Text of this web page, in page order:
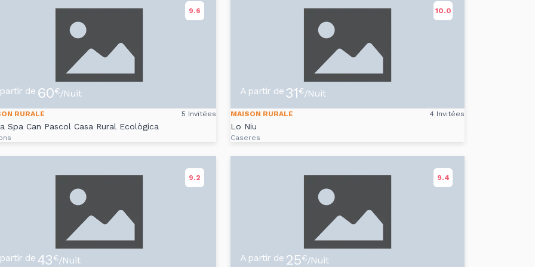
9.6
de 60€/Nuit
RURALE 5 Invitées
Spa Can Pascol Casa Rural Ecològica
10.0
A partir de 31€/Nuit
MAISON RURALE 4 Invitées
Lo Niu
Caseres
9.2
de 43€/Nuit
9.4
A partir de 25€/Nuit